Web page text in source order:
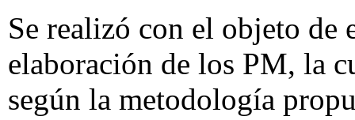
Se realizó con el objeto de
elaboración de los PM, la
según la metodología